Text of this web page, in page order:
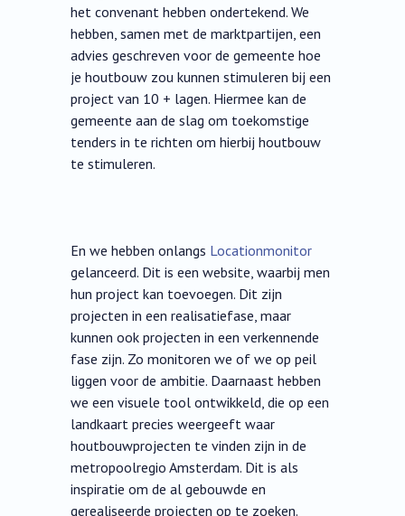
het convenant hebben ondertekend. We
hebben, samen met de marktpartijen, een
advies geschreven voor de gemeente hoe
je houtbouw zou kunnen stimuleren bij een
project van 10 + lagen. Hiermee kan de
gemeente aan de slag om toekomstige
tenders in te richten om hierbij houtbouw
te stimuleren.
En we hebben onlangs Locationmonitor
gelanceerd. Dit is een website, waarbij men
hun project kan toevoegen. Dit zijn
projecten in een realisatiefase, maar
kunnen ook projecten in een verkennende
fase zijn. Zo monitoren we of we op peil
liggen voor de ambitie. Daarnaast hebben
we een visuele tool ontwikkeld, die op een
landkaart precies weergeeft waar
houtbouwprojecten te vinden zijn in de
metropoolregio Amsterdam. Dit is als
inspiratie om de al gebouwde en
gerealiseerde projecten op te zoeken.